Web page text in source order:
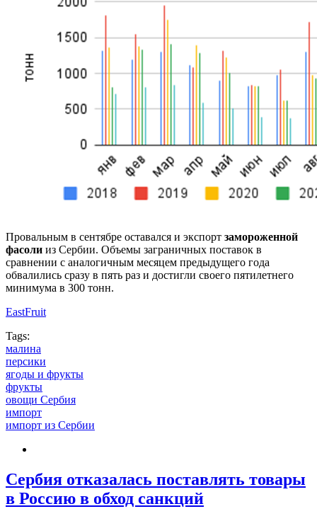
Провальным в сентябре оставался и экспорт замороженной
фасоли из Сербии. Объемы заграничных поставок в
сравнении с аналогичным месяцем предыдущего года
обвалились сразу в пять раз и достигли своего пятилетнего
минимума в 300 тонн.
EastFruit
Tags:
малина
персики
ягоды и фрукты
фрукты
овощи Сербия
импорт
импорт из Сербии
Сербия отказалась поставлять товары
в Россию в обход санкций